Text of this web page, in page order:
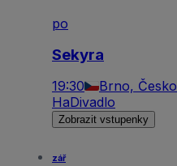
po
Sekyra
19:30 Brno, Česko
HaDivadlo
Zobrazit vstupenky
zář